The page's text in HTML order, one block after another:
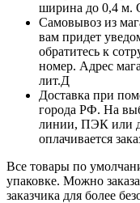
ширина до 0,4 м.
Самовывоз из
вам придет
обратитесь к
номер. Адрес
лит.Д
Доставка при
города РФ. На
линии, ПЭК или
оплачивается
Все товары по
упаковке. Можно
заказчика для более